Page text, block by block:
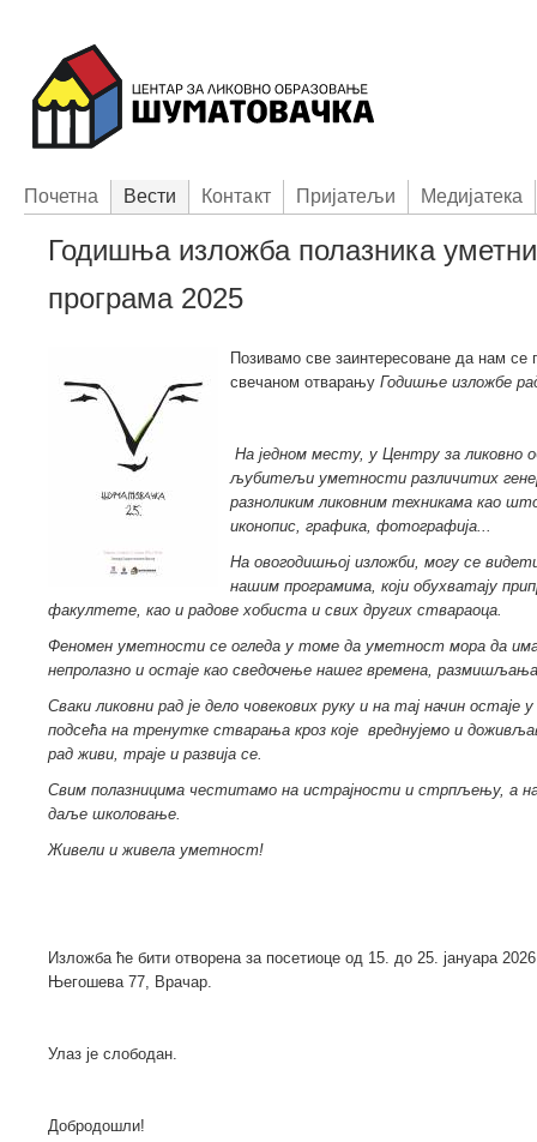
Пoчетна Вести Контакт Приjатељи Медијатека
Годишња изложба полазника
програма 2025
Позивамо све заинтересоване да нам се
свечаном отварању Годишње изложбе
На једном месту, у Центру за ликовно
љубитељи уметности различитих
разноликим ликовним техникама као
иконопис, графика, фотографија...
На овогодишњој изложби, могу се
нашим програмима, који обухватају
факултете, као и радове хобиста и свих других ствараоца.
Феномен уметности се огледа у томе да уметност мора да
непролазно и остаје као сведочење нашег времена,
Сваки ликовни рад је дело човекових руку и на тај начин остаје
подсећа на тренутке стварања кроз које вреднујемо и
рад живи, траје и развија се.
Свим полазницима честитамо на истрајности и стрпљењу, а
даље школовање.
Живели и живела уметност!
Изложба ће бити отворена за посетиоце од 15. до 25. јануара
Његошева 77, Врачар.
Улаз је слободан.
Добродошли!